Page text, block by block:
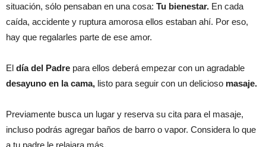
situación, sólo pensaban en una cosa: Tu bienestar. En cada
caída, accidente y ruptura amorosa ellos estaban ahí. Por eso,
hay que regalarles parte de ese amor.
El día del Padre para ellos deberá empezar con un agradable
desayuno en la cama, listo para seguir con un delicioso masaje.
Previamente busca un lugar y reserva su cita para el masaje,
incluso podrás agregar baños de barro o vapor. Considera lo que
a tu padre le relajara más.